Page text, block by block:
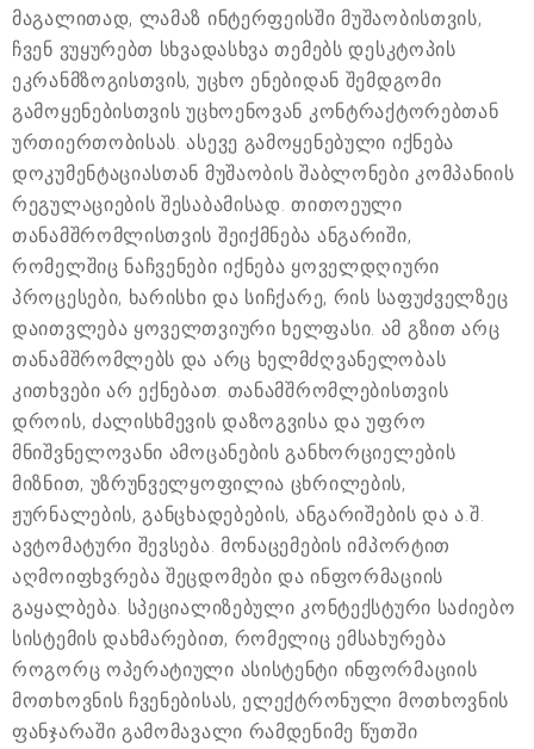
მაგალითად, ლამაზ ინტერფეისში მუშაობისთვის,
ჩვენ ვუყურებთ სხვადასხვა თემებს დესკტოპის
ეკრანმზოგისთვის, უცხო ენებიდან შემდგომი
გამოყენებისთვის უცხოენოვან კონტრაქტორებთან
ურთიერთობისას. ასევე გამოყენებული იქნება
დოკუმენტაციასთან მუშაობის შაბლონები კომპანიის
რეგულაციების შესაბამისად. თითოეული
თანამშრომლისთვის შეიქმნება ანგარიში,
რომელშიც ნაჩვენები იქნება ყოველდღიური
პროცესები, ხარისხი და სიჩქარე, რის საფუძველზეც
დაითვლება ყოველთვიური ხელფასი. ამ გზით არც
თანამშრომლებს და არც ხელმძღვანელობას
კითხვები არ ექნებათ. თანამშრომლებისთვის
დროის, ძალისხმევის დაზოგვისა და უფრო
მნიშვნელოვანი ამოცანების განხორციელების
მიზნით, უზრუნველყოფილია ცხრილების,
ჟურნალების, განცხადებების, ანგარიშების და ა.შ.
ავტომატური შევსება. მონაცემების იმპორტით
აღმოიფხვრება შეცდომები და ინფორმაციის
გაყალბება. სპეციალიზებული კონტექსტური საძიებო
სისტემის დახმარებით, რომელიც ემსახურება
როგორც ოპერატიული ასისტენტი ინფორმაციის
მოთხოვნის ჩვენებისას, ელექტრონული მოთხოვნის
ფანჯარაში გამომავალი რამდენიმე წუთში